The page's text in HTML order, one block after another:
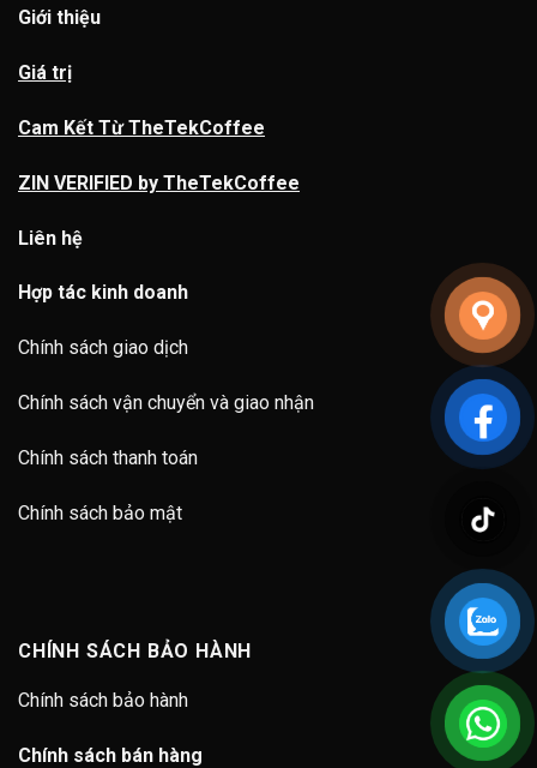
Giới thiệu
Giá trị
Cam Kết Từ TheTekCoffee
ZIN VERIFIED by TheTekCoffee
Liên hệ
Hợp tác kinh doanh
Chính sách giao dịch
Chính sách vận chuyển và giao nhận
Chính sách thanh toán
Chính sách bảo mật
CHÍNH SÁCH BẢO HÀNH
Chính sách bảo hành
Chính sách bán hàng